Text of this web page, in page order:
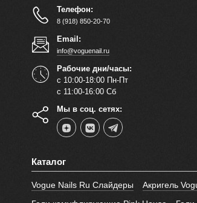
Телефон:
8 (918) 850-20-70
Email:
info@voguenail.ru
Рабочие дни/часы:
с 10:00-18:00 Пн-Пт
с 11:00-16:00 Сб
Мы в соц. сетях:
Каталог
Vogue Nails Ru Слайдеры Акригель